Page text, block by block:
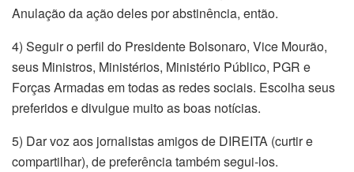
Anulação da ação deles por abstinência, então.
4) Seguir o perfil do Presidente Bolsonaro, Vice Mourão,
seus Ministros, Ministérios, Ministério Público, PGR e
Forças Armadas em todas as redes sociais. Escolha seus
preferidos e divulgue muito as boas notícias.
5) Dar voz aos jornalistas amigos de DIREITA (curtir e
compartilhar), de preferência também segui-los.